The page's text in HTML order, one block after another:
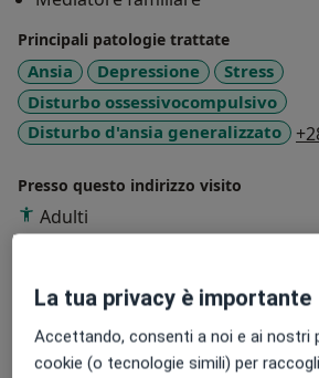
Principali patologie trattate
Ansia Depressione
Stress
Disturbo ossessivocompulsivo
Disturbo d'ansia generalizzato
Presso questo indirizzo visito
Adulti
Tipologia di visite
In studio
Visualizza gli indirizzi (1)
Consulenza onlineVisualizza
La tua privacy è importante
Accettando, consenti a noi e ai nostri
cookie (o tecnologie simili) per